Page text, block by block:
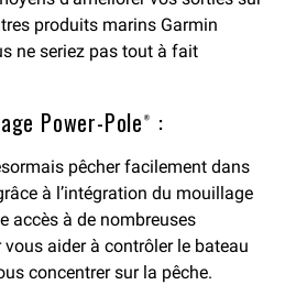
produits marins Garmin
ne seriez pas tout à fait
Power-Pole® :
pêcher facilement dans
à l’intégration du mouillage
accès à de nombreuses
aider à contrôler le bateau
concentrer sur la pêche.